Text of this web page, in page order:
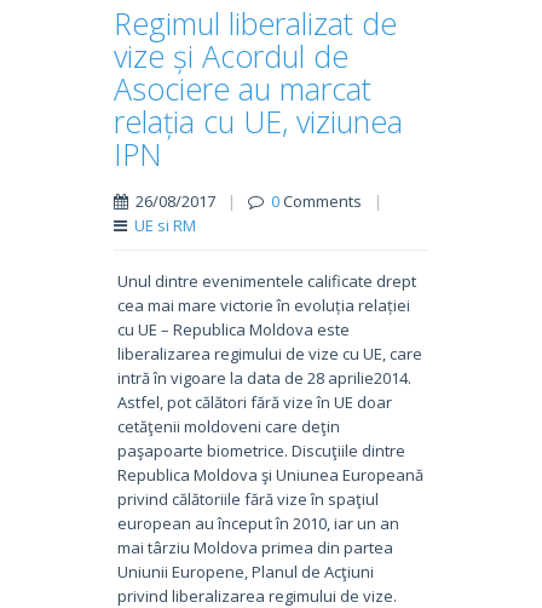
Regimul liberalizat de
vize și Acordul de
Asociere au marcat
relația cu UE, viziunea
IPN
26/08/2017 | 0Comments
|
UE si RM
Unul dintre evenimentele calificate drept
cea mai mare victorie în evoluția relației
cu UE – Republica Moldova este
liberalizarea regimului de vize cu UE, care
intră în vigoare la data de 28 aprilie2014.
Astfel, pot călători fără vize în UE doar
cetăţenii moldoveni care deţin
paşapoarte biometrice. Discuţiile dintre
Republica Moldova şi Uniunea Europeană
privind călătoriile fără vize în spaţiul
european au început în 2010, iar un an
mai târziu Moldova primea din partea
Uniunii Europene, Planul de Acţiuni
privind liberalizarea regimului de vize.